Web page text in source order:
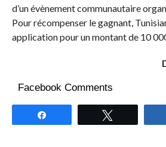
d’un évènement communautaire
Pour récompenser le gagnant,
application pour un montant de 10
Facebook Comments